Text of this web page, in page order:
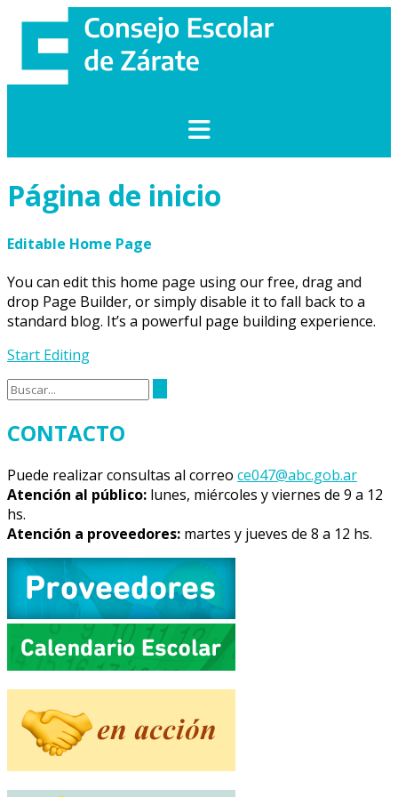
contenido
Página de inicio
Editable Home Page
You can edit this home page using our free, drag and
drop Page Builder, or simply disable it to fall back to a
standard blog. It’s a powerful page building experience.
Start Editing
CONTACTO
Puede realizar consultas al correo ce047@abc.gob.ar
Atención al público: lunes, miércoles y viernes de 9 a 12
hs.
Atención a proveedores: martes y jueves de 8 a 12 hs.